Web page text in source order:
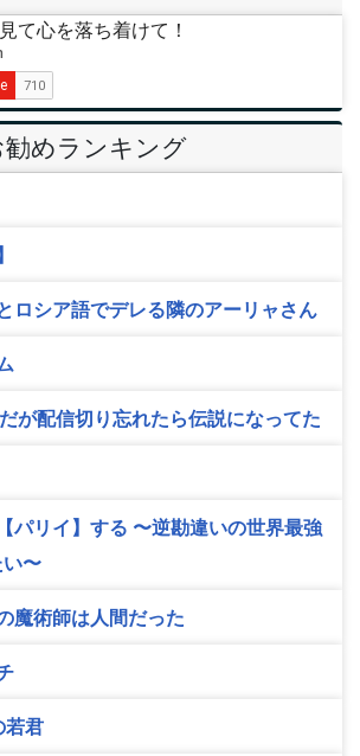
て心を落ち着けて！
めランキング
ロシア語でデレる隣のアーリャさん
が配信切り忘れたら伝説になってた
パリイ】する 〜逆勘違いの世界最強
〜
魔術師は人間だった
若君